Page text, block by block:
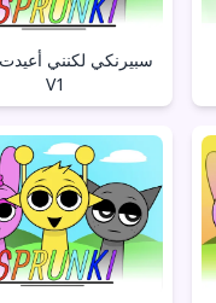
سبيرنكي لكنني
V1